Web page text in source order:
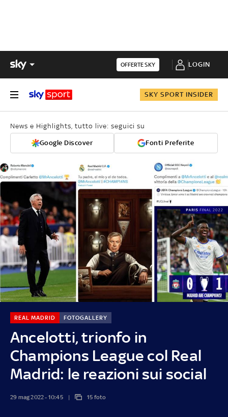
OFFERTE SKY LOGIN
SKY SPORT INSIDER
News e Highlights, tutto live: seguici su
Google Discover Fonti Preferite
Ancelotti, trionfo in
Champions League col Real
Madrid: le reazioni sui social
REAL MADRID FOTOGALLERY
29 mag 2022 - 10:45 15 foto